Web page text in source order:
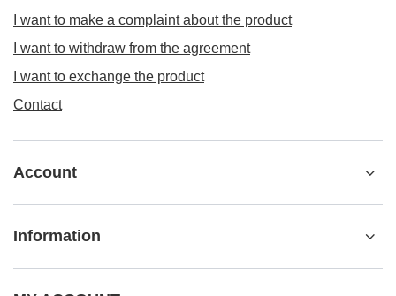
I want to make a complaint about the product
I want to withdraw from the agreement
I want to exchange the product
Contact
Account
Information